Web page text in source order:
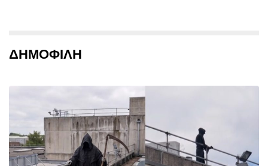
ΔΗΜΟΦΙΛΗ